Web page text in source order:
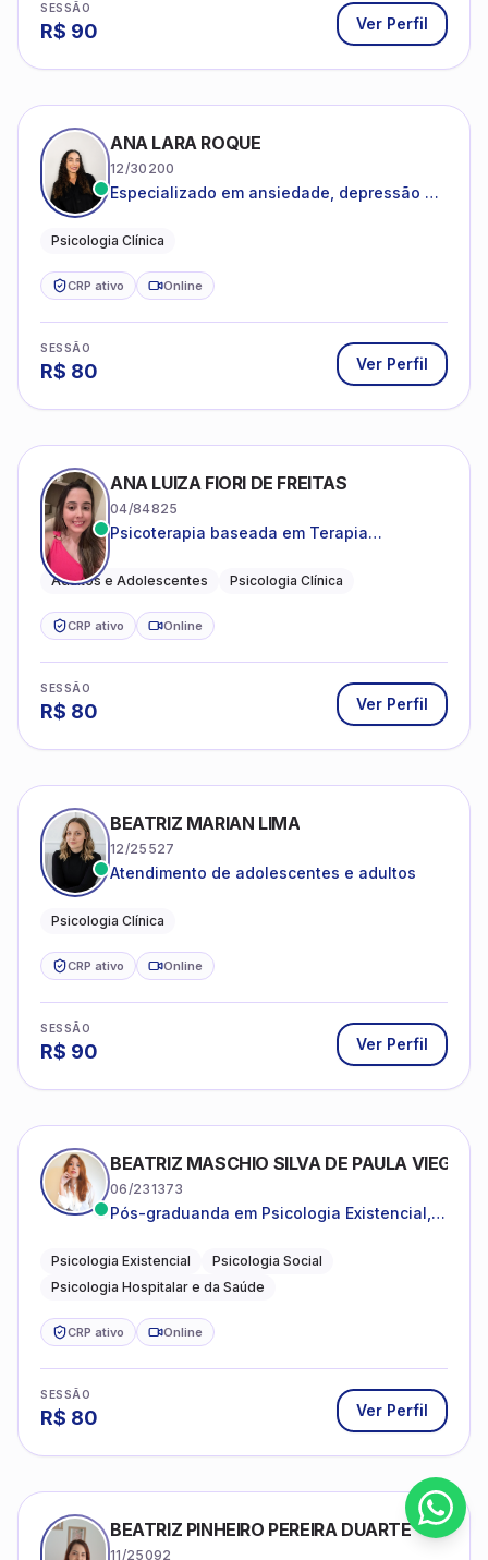
SESSÃO
R$ 90 Ver Perfil
ANA LARA ROQUE
12/30200
Especializado em ansiedade, depressão e
Psicologia Clínica
CRP ativo Online
SESSÃO
R$ 80 Ver Perfil
ANA LUIZA FIORI DE FREITAS
04/84825
Psicoterapia baseada em Terapia
Adultos e Adolescentes Psicologia Clínica
CRP ativo Online
SESSÃO
R$ 80 Ver Perfil
BEATRIZ MARIAN LIMA
12/25527
Atendimento de adolescentes e adultos
Psicologia Clínica
CRP ativo Online
SESSÃO
R$ 90 Ver Perfil
BEATRIZ MASCHIO SILVA DE PAULA VIEGAS
06/231373
Pós-graduanda em Psicologia Existencial,
da Saúde.
Psicologia Existencial
Psicologia Social
Psicologia Hospitalar e da Saúde
CRP ativo Online
SESSÃO
R$ 80 Ver Perfil
BEATRIZ PINHEIRO PEREIRA DUARTE
11/25092